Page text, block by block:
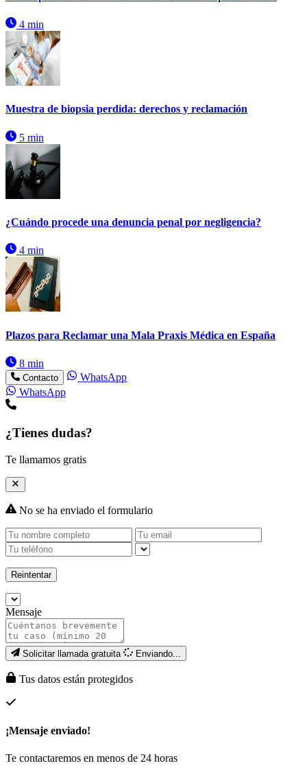
4 min
Muestra de biopsia perdida: derechos y reclamación
5 min
¿Cuándo procede una denuncia penal por negligencia?
4 min
Plazos para Reclamar una Mala Praxis Médica en España
8 min
Contacto
WhatsApp
WhatsApp
¿Tienes dudas?
Te llamamos gratis
No se ha enviado el formulario
Reintentar
Mensaje
Solicitar llamada gratuita Enviando...
Tus datos están protegidos
¡Mensaje enviado!
Te contactaremos en menos de 24 horas